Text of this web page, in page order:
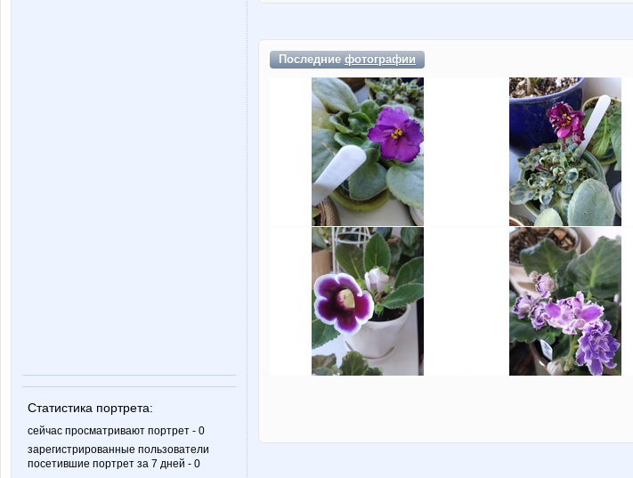
Статистика портрета:
сейчас просматривают портрет - 0
зарегистрированные пользователи
посетившие портрет за 7 дней - 0
Последниефотографии